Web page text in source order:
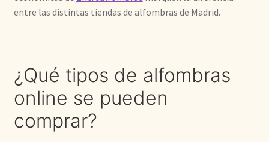
entre las distintas tiendas de alfombras de Madrid.
¿Qué tipos de alfombras
online se pueden
comprar?